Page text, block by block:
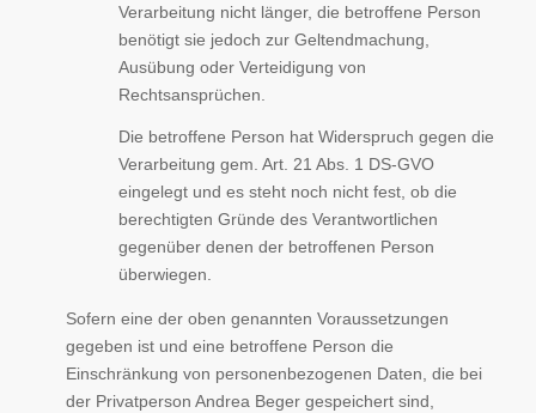
Verarbeitung nicht länger, die betroffene Person
benötigt sie jedoch zur Geltendmachung,
Ausübung oder Verteidigung von
Rechtsansprüchen.
Die betroffene Person hat Widerspruch gegen die
Verarbeitung gem. Art. 21 Abs. 1 DS-GVO
eingelegt und es steht noch nicht fest, ob die
berechtigten Gründe des Verantwortlichen
gegenüber denen der betroffenen Person
überwiegen.
Sofern eine der oben genannten Voraussetzungen
gegeben ist und eine betroffene Person die
Einschränkung von personenbezogenen Daten, die bei
der Privatperson Andrea Beger gespeichert sind,